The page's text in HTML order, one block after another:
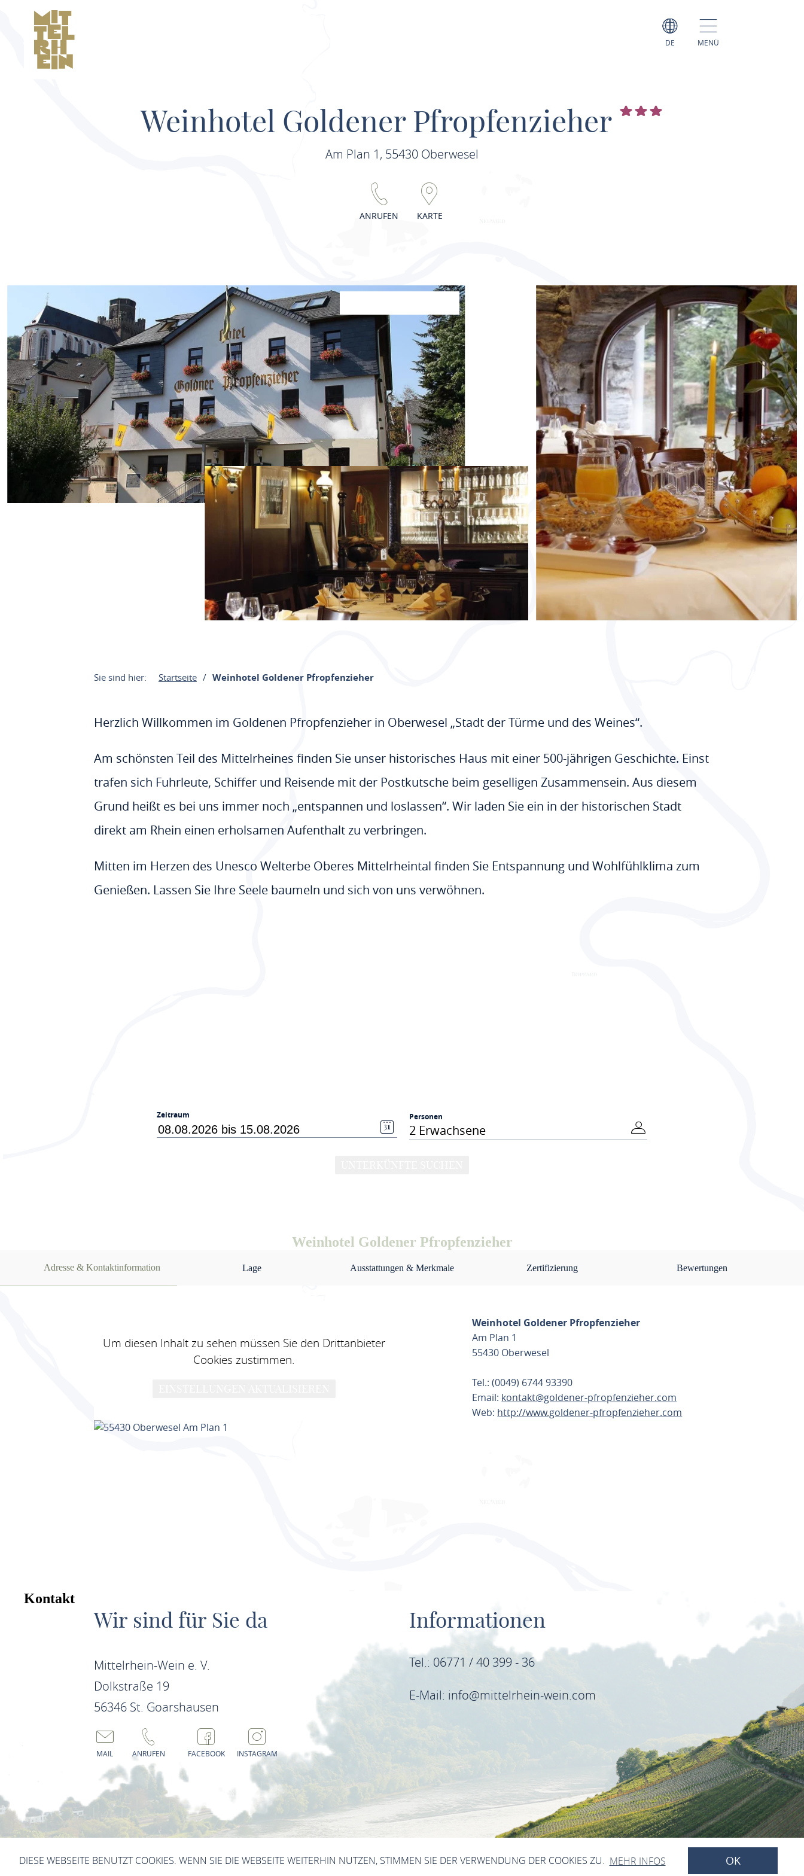
DE MENÜ
Weinhotel Goldener Pfropfenzieher
Am Plan 1, 55430 Oberwesel
ANRUFEN KARTE
Sie sind hier: Startseite Weinhotel Goldener Pfropfenzieher
Herzlich Willkommen im Goldenen Pfropfenzieher in Oberwesel „Stadt der Türme und des Weines“.
Am schönsten Teil des Mittelrheines finden Sie unser historisches Haus mit einer 500-jährigen Geschichte. Einst
trafen sich Fuhrleute, Schiffer und Reisende mit der Postkutsche beim geselligen Zusammensein. Aus diesem
Grund heißt es bei uns immer noch „entspannen und loslassen“. Wir laden Sie ein in der historischen Stadt
direkt am Rhein einen erholsamen Aufenthalt zu verbringen.
Mitten im Herzen des Unesco Welterbe Oberes Mittelrheintal finden Sie Entspannung und Wohlfühlklima zum
Genießen. Lassen Sie Ihre Seele baumeln und sich von uns verwöhnen.
Zeitraum Personen
2 Erwachsene
Weinhotel Goldener Pfropfenzieher
Adresse & Kontaktinformation Lage Ausstattungen & Merkmale Zertifizierung Bewertungen
Um diesen Inhalt zu sehen müssen Sie den Drittanbieter
Cookies zustimmen.
Weinhotel Goldener Pfropfenzieher
Am Plan 1
55430 Oberwesel
Tel.: (0049) 6744 93390
Email: kontakt@goldener-pfropfenzieher.com
Web: http://www.goldener-pfropfenzieher.com
Kontakt
Wir sind für Sie da
Mittelrhein-Wein e. V.
Dolkstraße 19
56346 St. Goarshausen
MAIL ANRUFEN FACEBOOK INSTAGRAM
Informationen
Tel.: 06771 / 40 399 - 36
E-Mail: info@mittelrhein-wein.com
ZURÜCK NACH OBEN
DIESE WEBSEITE BENUTZT COOKIES. WENN SIE DIE WEBSEITE WEITERHIN NUTZEN, STIMMEN SIE DER VERWENDUNG DER COOKIES ZU. MEHR INFOS OK